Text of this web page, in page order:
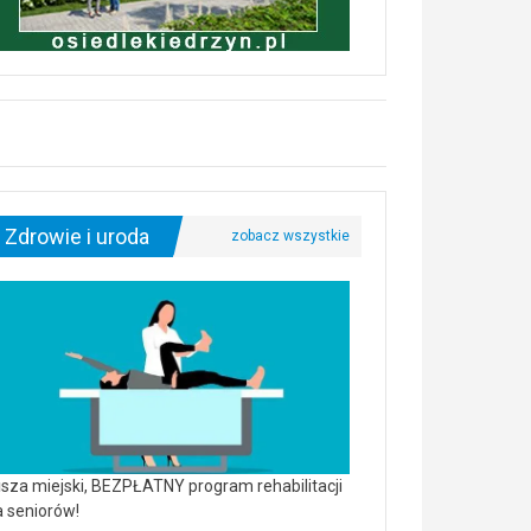
Zdrowie i uroda
miejski, BEZPŁATNY program rehabilitacji
seniorów!